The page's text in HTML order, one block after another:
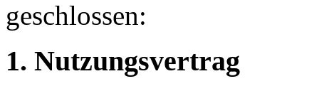
geschlossen:
1. Nutzungsvertrag